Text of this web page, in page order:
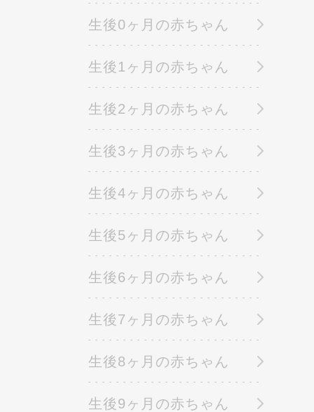
生後0ヶ月の赤ちゃん
生後1ヶ月の赤ちゃん
生後2ヶ月の赤ちゃん
生後3ヶ月の赤ちゃん
生後4ヶ月の赤ちゃん
生後5ヶ月の赤ちゃん
生後6ヶ月の赤ちゃん
生後7ヶ月の赤ちゃん
生後8ヶ月の赤ちゃん
生後9ヶ月の赤ちゃん